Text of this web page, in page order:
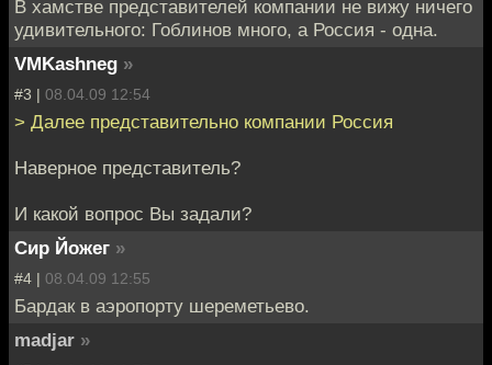
В хамстве представителей компании не вижу ничего
удивительного: Гоблинов много, а Россия - одна.
VMKashneg »
#3 | 08.04.09 12:54
> Далее представительно компании Россия
Наверное представитель?
И какой вопрос Вы задали?
Сир Йожег »
#4 | 08.04.09 12:55
Бардак в аэропорту шереметьево.
madjar »